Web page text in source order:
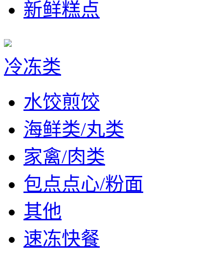
新鲜糕点
冷冻类
水饺煎饺
海鲜类/丸类
家禽/肉类
包点点心/粉面
其他
速冻快餐